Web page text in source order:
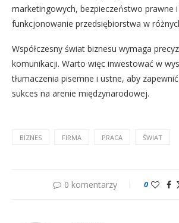
marketingowych, bezpieczeństwo prawne
funkcjonowanie przedsiębiorstwa w
Współczesny świat biznesu wymaga
komunikacji. Warto więc inwestować w
tłumaczenia pisemne i ustne, aby
sukces na arenie międzynarodowej.
BIZNES FIRMA PRACA ŚWIAT
0 komentarzy 0